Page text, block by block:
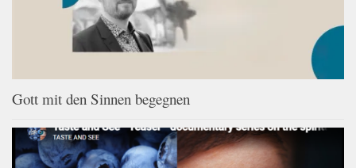
Gott mit den Sinnen begegnen